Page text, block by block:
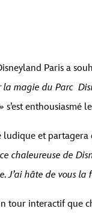
. Pour accéder au
avec des
contenu
Paris a
magie du Parc
s’est enthousiasmé
et partagera
de
J’ai hâte de vous la
tour interactif que